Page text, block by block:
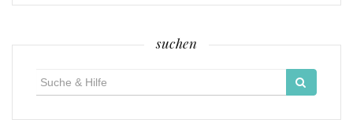
suchen